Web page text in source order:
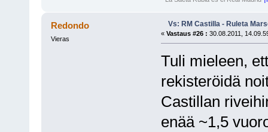
Redondo
Vieras
Vs: RM Castilla - Ruleta
« Vastaus #26 : 30.08.2011,
Tuli mieleen,
rekisteröidä
Castillan
enää ~1,5